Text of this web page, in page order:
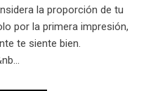
la proporción de tu
por la primera impresión,
te siente bien.